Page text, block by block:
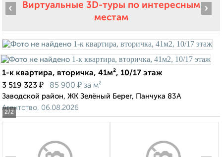
Виртуальные 3D-туры по интересным
местам
2/2
‹ ›
1-к квартира, вторичка, 41м², 10/17 этаж
3 519 323 ₽ 85 900 ₽ за м²
Заводской район, ЖК Зелёный Берег, Панчука 83А
Агентство, 06.08.2026